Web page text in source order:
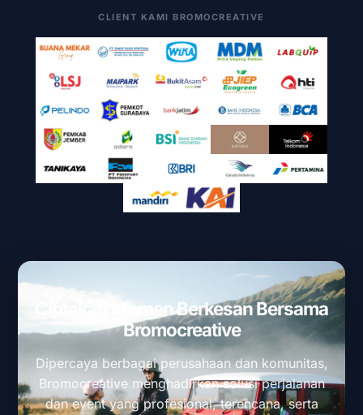
CLIENT KAMI BROMOCREATIVE
Ciptakan Momen Berkesan Bersama
Bromocreative
Dipercaya berbagai perusahaan dan komunitas,
Bromocreative menghadirkan solusi perjalanan
dan event yang profesional, terencana, serta